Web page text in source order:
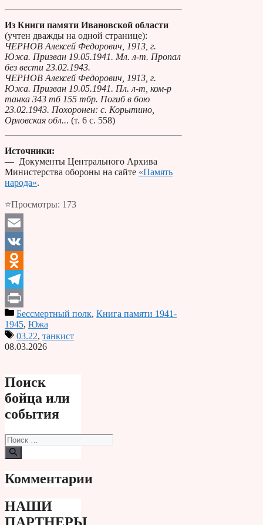
Из Книги памяти Ивановской области
(учтен дважды на одной странице):
ЧЕРНОВ Алексей Федорович, 1913, г.
Южа. Призван 19.05.1941. Мл. л-т. Пропал
без вести 23.02.1943.
ЧЕРНОВ Алексей Федорович, 1913, г.
Южа. Призван 19.05.1941. Пл. л-т, ком-р
танка 343 тб 155 тбр. Погиб в бою
23.02.1943. Похоронен: с. Корытино,
Орловская обл... (т. 6 с. 558)
Источники:
— Документы Центрального Архива
Министерства обороны на сайте «Память
народа».
⭐Просмотры: 173
Email
VK
Odnoklassniki
Telegram
PrintБессмертный полк, Книга памяти 1941-
1945, Южа
03.22, танкист
08.03.2026
Поиск
бойца или
события
Поиск:
Комментарии
НАШИ
ПАРТНЕРЫ